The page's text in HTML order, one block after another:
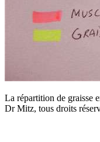
La répartition de graisse
Dr Mitz, tous droits